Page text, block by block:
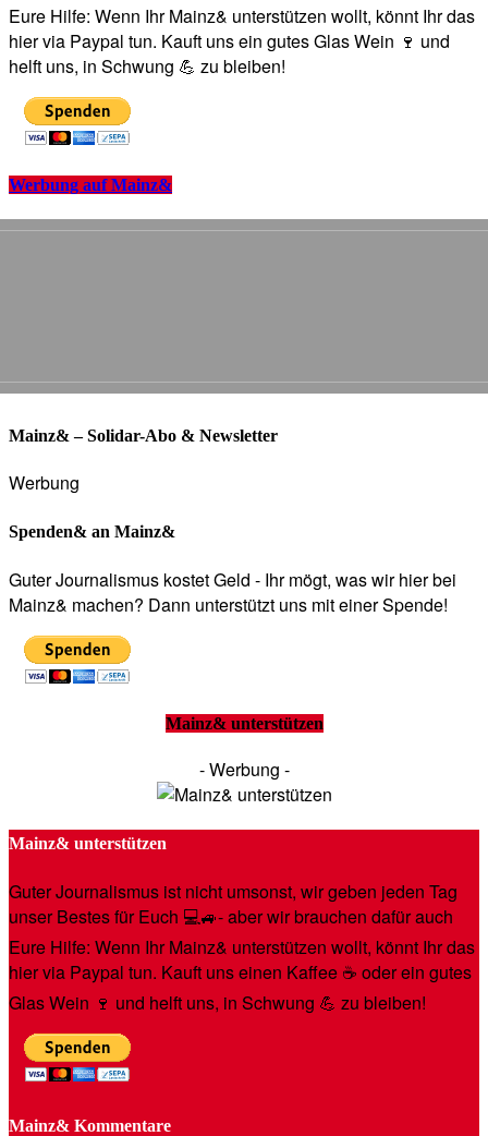
Eure Hilfe: Wenn Ihr Mainz& unterstützen wollt, könnt Ihr das
hier via Paypal tun. Kauft uns ein gutes Glas Wein 🍷 und
helft uns, in Schwung 💪 zu bleiben!
Werbung auf Mainz&
Mainz& – Solidar-Abo & Newsletter
Werbung
Spenden& an Mainz&
Guter Journalismus kostet Geld - Ihr mögt, was wir hier bei
Mainz& machen? Dann unterstützt uns mit einer Spende!
Mainz& unterstützen
- Werbung -
Mainz& unterstützen
Guter Journalismus ist nicht umsonst, wir geben jeden Tag
unser Bestes für Euch 💻🚙- aber wir brauchen dafür auch
Eure Hilfe: Wenn Ihr Mainz& unterstützen wollt, könnt Ihr das
hier via Paypal tun. Kauft uns einen Kaffee ☕️ oder ein gutes
Glas Wein 🍷 und helft uns, in Schwung 💪 zu bleiben!
Mainz& Kommentare